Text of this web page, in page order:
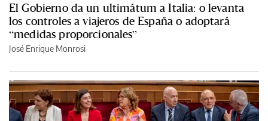
El Gobierno da un ultimátum a Italia: o levanta
los controles a viajeros de España o adoptará
“medidas proporcionales”
José Enrique Monrosi